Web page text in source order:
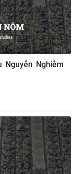
Nghiễm